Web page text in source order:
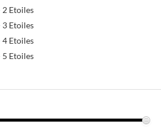
2 Etoiles
3 Etoiles
4 Etoiles
5 Etoiles